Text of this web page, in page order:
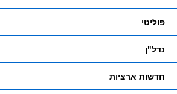
פוליטי
נדל"ן
חדשות ארציות